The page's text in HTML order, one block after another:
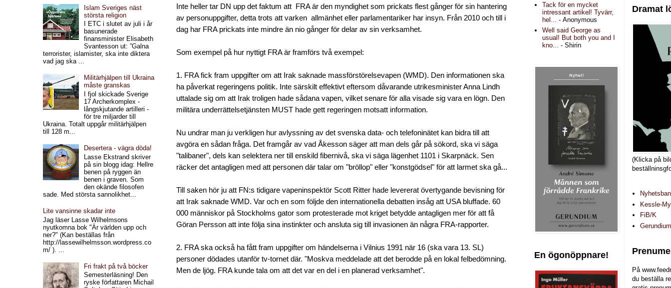
Inte heller tar DN upp det faktum att FRA är den myndighet som prickats flest gånger för sin hantering
av personuppgifter, detta trots att varken allmänhet eller parlamentariker har insyn. Från 2010 och till i
dag har FRA prickats inte mindre än nio gånger för delar av sin verksamhet.
Som exempel på hur nyttigt FRA är framförs två exempel:
1. FRA fick fram uppgifter om att Irak saknade massförstörelsevapen (WMD). Den informationen ska
ha påverkat regeringens politik. Inte särskilt effektivt eftersom dåvarande utrikesminister Anna Lindh
uttalade sig om att Irak troligen hade sådana vapen, vilket senare för alla visade sig vara en lögn. Den
militära underrättelsetjänsten MUST hade gett regeringen motsatt information.
Nu undrar man ju verkligen hur avlyssning av det svenska data- och telefoninätet kan bidra till att
avgöra en sådan fråga. Det framgår av vad Åkesson säger att man dels går på sökord, ska vi säga
"talibaner", dels kan selektera ner till enskild fibernivå, ska vi säga lägenhet 1101 i Skarpnäck. Sen
räcker det antagligen med att personen där talar om "bröllop" eller "konstgödsel" för att larmet ska gå...
Till saken hör ju att FN:s tidigare vapeninspektör Scott Ritter hade levererat övertygande bevisning för
att Irak saknade WMD. Var och en som följde den internationella debatten insåg att USA bluffade. 60
000 människor på Stockholms gator som protesterade mot kriget betydde antagligen mer för att få
Göran Persson att inte följa sina instinkter och ansluta sig till invasionen än några FRA-rapporter.
2. FRA ska också ha fått fram uppgifter om händelserna i Vilnius 1991 när 16 (ska vara 13. SL)
personer dödades utanför tv-tornet där. "Moskva meddelade att det berodde på en lokal felbedömning.
Men de ljög. FRA kunde tala om att det var en del i en planerad verksamhet".
Islam Sveriges näst
största religion
I ETC i slutet av juli i år
basunerade
finansminister Elisabeth
Svantesson ut: ”Galna
terrorister, islamister, ska inte diktera
vad jag ska ...
Militärhjälpen till Ukraina
måste granskas
I fjol skickade Sverige
17 Archerkomplex -
långskjutande artilleri -
för tre miljarder till
Ukraina. Totalt uppgår militärhjälpen
till 128 m...
Desertera - vägra döda!
Lasse Ekstrand skriver
på sin blogg idag: Hellre
benen på ryggen än
benen i graven. Som
den okände filosofen
sade. Med största sannolikhet...
Lite vansinne skadar inte
Jag läser Lasse Wilhelmsons
nyutkomna bok "Är världen upp och
ner?" (Kan beställas från
http://lassewilhelmsson.wordpress.co
m/ ). ...
Fri frakt på två böcker
Semesterläsning! Den
ryske författaren Michail
Tack för en mycket
intressant artikel! Tyvärr,
hel...
- Anonymous
Well said George as
usual! But both you and I
kno... - Shirin
En ögonöppnare!
Dramat
(Klicka på
Kessle-
FiB/K
På
du beställa